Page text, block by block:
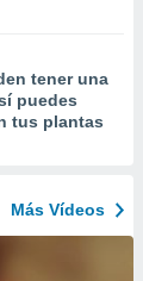
tener una
puedes
tus plantas
Más Vídeos